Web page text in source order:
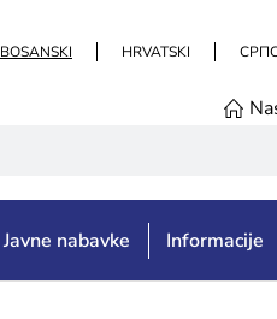
BOSANSKI HRVATSKI
Javne nabavke Informacije